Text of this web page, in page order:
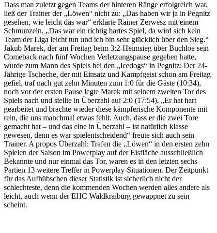
Dass man zuletzt gegen Teams der hinteren Ränge erfolgreich war,
ließ der Trainer der „Löwen“ nicht zu: „Das haben wir ja in Pegnitz
gesehen, wie leicht das war“ erklärte Rainer Zerwesz mit einem
Schmunzeln. „Das war ein richtig hartes Spiel, da wird sich kein
Team der Liga leicht tun und ich bin sehr glücklich über den Sieg.“
Jakub Marek, der am Freitag beim 3:2-Heimsieg über Buchloe sein
Comeback nach fünf Wochen Verletzungspause gegeben hatte,
wurde zum Mann des Spiels bei den „Icedogs“ in Pegnitz: Der 24-
Jährige Tscheche, der mit Einsatz und Kampfgeist schon am Freitag
gefiel, traf nach gut zehn Minuten zum 1:0 für die Gäste (10:34),
noch vor der ersten Pause legte Marek mit seinem zweiten Tor des
Spiels nach und stellte in Überzahl auf 2:0 (17:54). „Er hat hart
gearbeitet und brachte wieder diese kämpferische Komponente mit
rein, die uns manchmal etwas fehlt. Auch, dass er die zwei Tore
gemacht hat – und das eine in Überzahl – ist natürlich klasse
gewesen, denn es war spielentscheidend“ freute sich auch sein
Trainer. A propos Überzahl: Trafen die „Löwen“ in den ersten zehn
Spielen der Saison im Powerplay auf der Eisfläche ausschließlich
Bekannte und nur einmal das Tor, waren es in den letzten sechs
Partien 13 weitere Treffer in Powerplay-Situationen. Der Zeitpunkt
für das Aufhübschen dieser Statistik ist sicherlich nicht der
schlechteste, denn die kommenden Wochen werden alles andere als
leicht, auch wenn der EHC Waldkraiburg gewappnet zu sein
scheint.